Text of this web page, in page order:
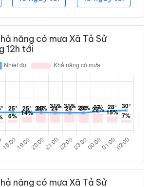
năng có mưa Xã Tả Sử
12h tới
năng có mưa Xã Tả Sử